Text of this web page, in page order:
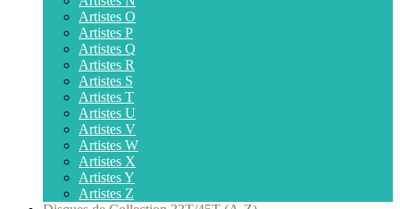
Artistes O
Artistes P
Artistes Q
Artistes R
Artistes S
Artistes T
Artistes U
Artistes V
Artistes W
Artistes X
Artistes Y
Artistes Z